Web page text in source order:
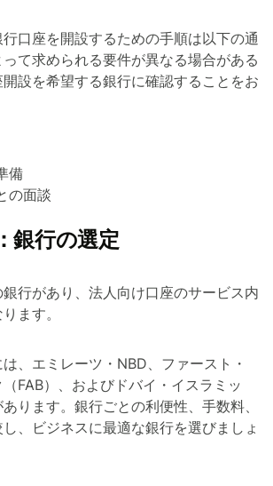
行口座を開設するための手順は以下の通
て求められる要件が異なる場合がある
設を希望する銀行に確認することをお
備
の面談
銀行の選定
銀行があり、法人向け口座のサービス内
ます。
、エミレーツ・NBD、ファースト・
FAB）、およびドバイ・イスラミッ
ります。銀行ごとの利便性、手数料、
、ビジネスに最適な銀行を選びましょ